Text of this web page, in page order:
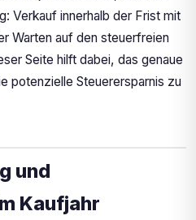
Verkauf innerhalb der Frist mit
Warten auf den steuerfreien
Seite hilft dabei, das genaue
potenzielle Steuerersparnis zu
und
Kaufjahr